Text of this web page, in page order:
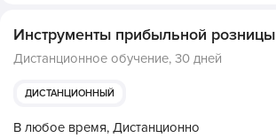
Инструменты прибыльной розницы
Дистанционное обучение, 30 дней
ДИСТАНЦИОННЫЙ
В любое время, Дистанционно